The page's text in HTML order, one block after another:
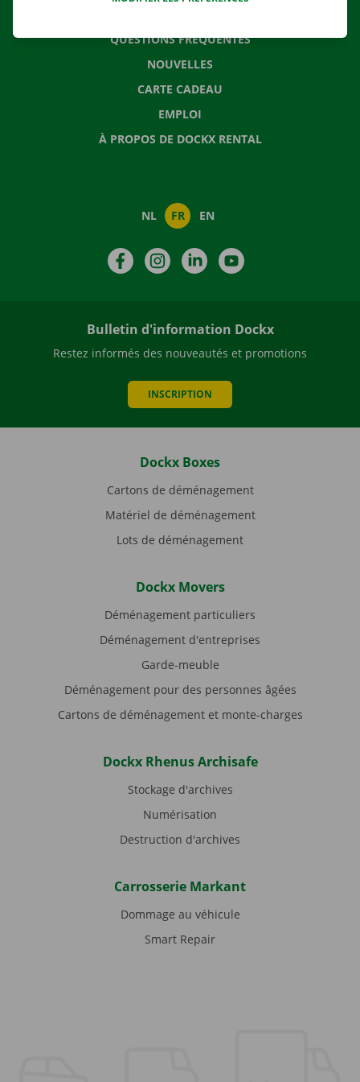
QUESTIONS FRÉQUENTES
NOUVELLES
CARTE CADEAU
EMPLOI
À PROPOS DE DOCKX RENTAL
NL FR EN
FacebookInstagramLinkedIn
Bulletin d'information Dockx
Restez informés des nouveautés et promotions
INSCRIPTION
Dockx Boxes
Cartons de déménagement
Matériel de déménagement
Lots de déménagement
Dockx Movers
Déménagement particuliers
Déménagement d'entreprises
Garde-meuble
Déménagement pour des personnes âgées
Cartons de déménagement et monte-charges
Dockx Rhenus Archisafe
Stockage d'archives
Numérisation
Destruction d'archives
Carrosserie Markant
Dommage au véhicule
Smart Repair